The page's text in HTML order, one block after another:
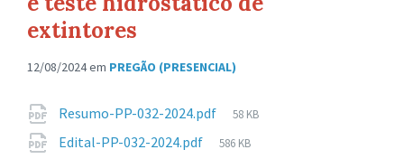
extintores
12/08/2024em PREGÃO (PRESENCIAL)
Anexos
Resumo-PP-032-2024.pdf
Tamanho
arquivo:
58 KB
Edital-PP-032-2024.pdf
Tamanho
586 KB